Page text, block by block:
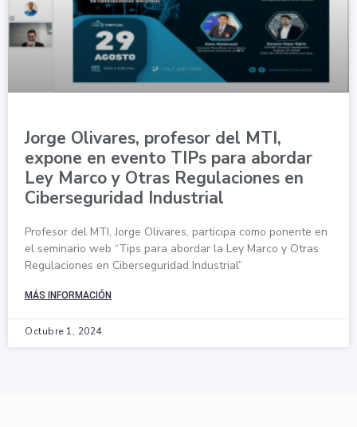
Jorge Olivares, profesor del MTI,
expone en evento TIPs para abordar
Ley Marco y Otras Regulaciones en
Ciberseguridad Industrial
Profesor del MTI, Jorge Olivares, participa como ponente en
el seminario web “Tips para abordar la Ley Marco y Otras
Regulaciones en Ciberseguridad Industrial”
MÁS INFORMACIÓN
Octubre 1, 2024